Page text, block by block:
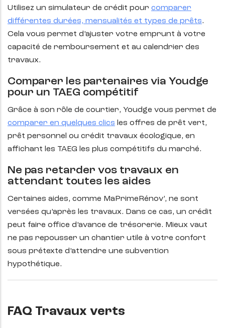
Utilisez un simulateur de crédit pour comparer
différentes durées, mensualités et types de prêts.
Cela vous permet d’ajuster votre emprunt à votre
capacité de remboursement et au calendrier des
travaux.
Comparer les partenaires via Youdge
pour un TAEG compétitif
Grâce à son rôle de courtier, Youdge vous permet de
comparer en quelques clics les offres de prêt vert,
prêt personnel ou crédit travaux écologique, en
affichant les TAEG les plus compétitifs du marché.
Ne pas retarder vos travaux en
attendant toutes les aides
Certaines aides, comme MaPrimeRénov’, ne sont
versées qu’après les travaux. Dans ce cas, un crédit
peut faire office d’avance de trésorerie. Mieux vaut
ne pas repousser un chantier utile à votre confort
sous prétexte d’attendre une subvention
hypothétique.
FAQ Travaux verts